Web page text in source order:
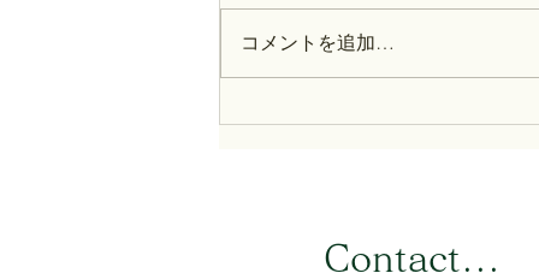
歴史部通信：8月8日号
コメントを追加…
​Contact...